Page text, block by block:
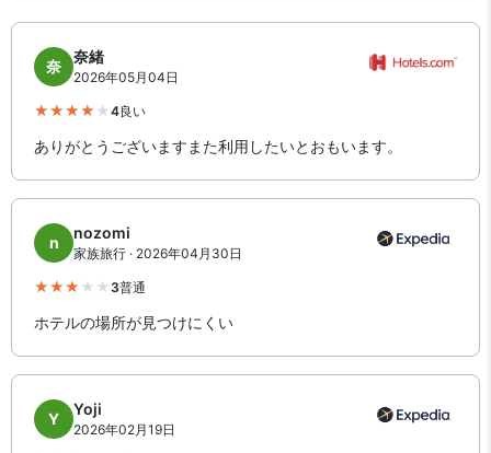
奈
奈緒
2026年05月04日
4良い
ありがとうございますまた利用したいとおもいます。
n
nozomi
家族旅行 · 2026年04月30日
3普通
ホテルの場所が見つけにくい
Y
Yoji
2026年02月19日